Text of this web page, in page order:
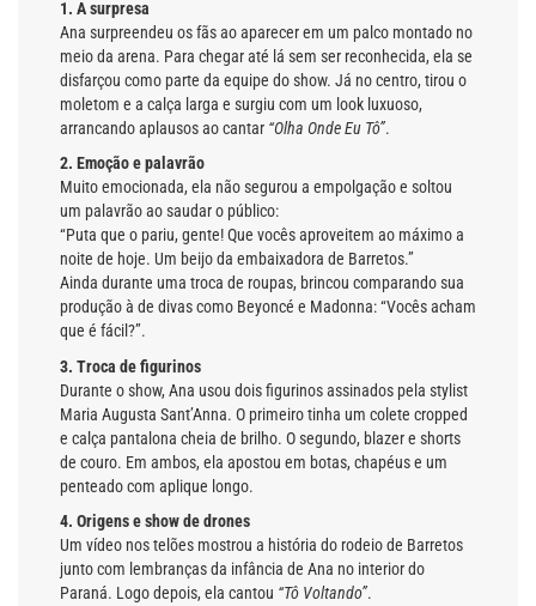
1. A surpresa
Ana surpreendeu os fãs ao aparecer em um palco montado no
meio da arena. Para chegar até lá sem ser reconhecida, ela se
disfarçou como parte da equipe do show. Já no centro, tirou o
moletom e a calça larga e surgiu com um look luxuoso,
arrancando aplausos ao cantar “Olha Onde Eu Tô”.
2. Emoção e palavrão
Muito emocionada, ela não segurou a empolgação e soltou
um palavrão ao saudar o público:
“Puta que o pariu, gente! Que vocês aproveitem ao máximo a
noite de hoje. Um beijo da embaixadora de Barretos.”
Ainda durante uma troca de roupas, brincou comparando sua
produção à de divas como Beyoncé e Madonna: “Vocês acham
que é fácil?”.
3. Troca de figurinos
Durante o show, Ana usou dois figurinos assinados pela stylist
Maria Augusta Sant’Anna. O primeiro tinha um colete cropped
e calça pantalona cheia de brilho. O segundo, blazer e shorts
de couro. Em ambos, ela apostou em botas, chapéus e um
penteado com aplique longo.
4. Origens e show de drones
Um vídeo nos telões mostrou a história do rodeio de Barretos
junto com lembranças da infância de Ana no interior do
Paraná. Logo depois, ela cantou “Tô Voltando”.